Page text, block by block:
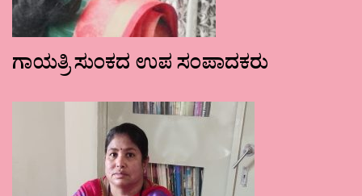
ಗಾಯತ್ರಿ ಸುಂಕದ ಉಪ ಸಂಪಾದಕರು